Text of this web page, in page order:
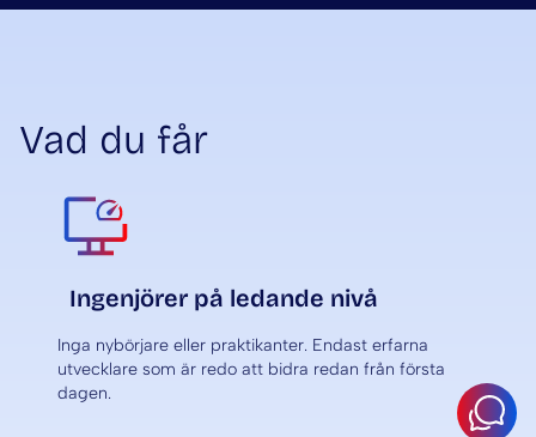
Vad du får
Ingenjörer på ledande nivå
Inga nybörjare eller praktikanter. Endast erfarna
utvecklare som är redo att bidra redan från första
dagen.